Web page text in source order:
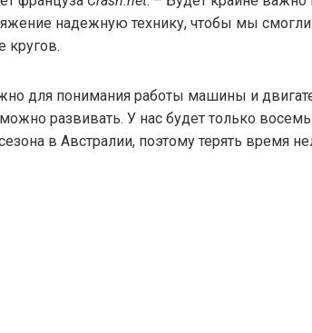
надежную технику, чтобы мы
кругов.
для понимания работы машины и
развивать. У нас будет только
в Австралии, поэтому терять время